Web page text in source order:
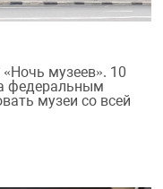
музеев». 10
федеральным
музеи со всей